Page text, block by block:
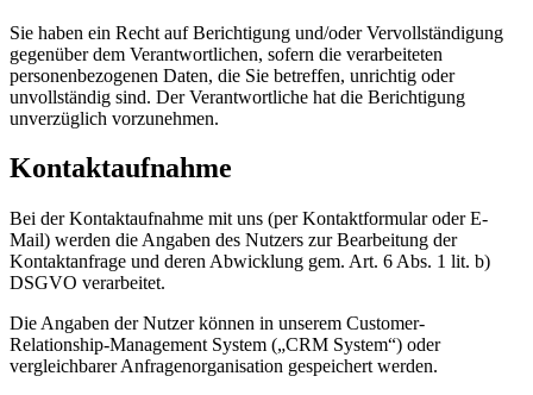
Sie haben ein Recht auf Berichtigung und/oder Vervollständigung
gegenüber dem Verantwortlichen, sofern die verarbeiteten
personenbezogenen Daten, die Sie betreffen, unrichtig oder
unvollständig sind. Der Verantwortliche hat die Berichtigung
unverzüglich vorzunehmen.
Kontaktaufnahme
Bei der Kontaktaufnahme mit uns (per Kontaktformular oder E-
Mail) werden die Angaben des Nutzers zur Bearbeitung der
Kontaktanfrage und deren Abwicklung gem. Art. 6 Abs. 1 lit. b)
DSGVO verarbeitet.
Die Angaben der Nutzer können in unserem Customer-
Relationship-Management System („CRM System“) oder
vergleichbarer Anfragenorganisation gespeichert werden.